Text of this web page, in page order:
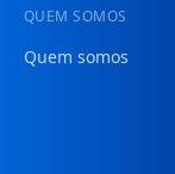
QUEM SOMOS
Quem somos